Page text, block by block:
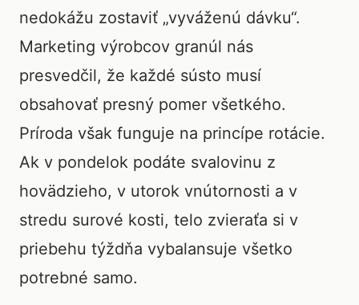
nedokážu zostaviť „vyváženú dávku“.
Marketing výrobcov granúl nás
presvedčil, že každé sústo musí
obsahovať presný pomer všetkého.
Príroda však funguje na princípe rotácie.
Ak v pondelok podáte svalovinu z
hovädzieho, v utorok vnútornosti a v
stredu surové kosti, telo zvieraťa si v
priebehu týždňa vybalansuje všetko
potrebné samo.